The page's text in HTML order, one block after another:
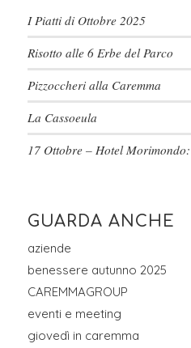
I Piatti di Ottobre 2025
Risotto alle 6 Erbe del Parco
Pizzoccheri alla Caremma
La Cassoeula
17 Ottobre – Hotel
GUARDA ANCHE
aziende
benessere autunno 2025
CAREMMAGROUP
eventi e meeting
giovedì in caremma